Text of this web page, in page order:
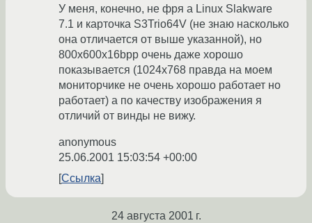
У меня, конечно, не фря а Linux Slakware
7.1 и карточка S3Trio64V (не знаю насколько
она отличается от выше указанной), но
800х600х16bpp очень даже хорошо
показывается (1024х768 правда на моем
мониторчике не очень хорошо работает но
работает) а по качеству изображения я
отличий от винды не вижу.
anonymous
25.06.2001 15:03:54 +00:00
Ссылка
24 августа 2001 г.